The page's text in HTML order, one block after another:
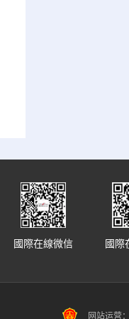
國際
國際在線微信
网站运营